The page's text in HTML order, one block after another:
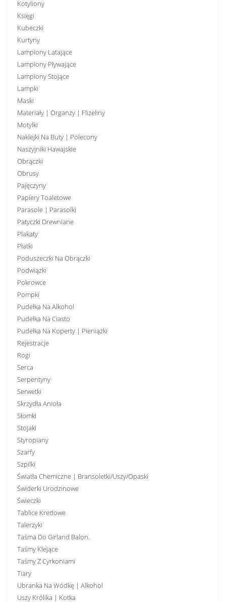
Kotyliony
Księgi
Kubeczki
Kurtyny
Lampiony Latające
Lampiony Pływające
Lampiony Stojące
Lampki
Maski
Materiały | Organzy | Flizeliny
Motylki
Naklejki Na Buty | Polecony
Naszyjniki Hawajskie
Obrączki
Obrusy
Pajęczyny
Papiery Toaletowe
Parasole | Parasolki
Patyczki Drewniane
Plakaty
Płatki
Poduszeczki Na Obrączki
Podwiązki
Pokrowce
Pompki
Pudełka Na Alkohol
Pudełka Na Ciasto
Pudełka Na Koperty | Pieniążki
Rejestracje
Rogi
Serca
Serpentyny
Serwetki
Skrzydła Anioła
Słomki
Stojaki
Styropiany
Szarfy
Szpilki
Światła Chemiczne | Bransoletki/uszy/opaski
Świderki Urodzinowe
Świeczki
Tablice Kredowe
Talerzyki
Taśma Do Girland Balon.
Taśmy Klejące
Taśmy Z Cyrkoniami
Tiary
Ubranka Na Wódkę | Alkohol
Uszy Królika | Kotka